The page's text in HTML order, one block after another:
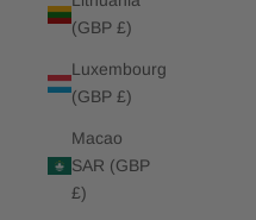
(GBP £)
Luxembourg
(GBP £)
Macao
SAR (GBP
£)